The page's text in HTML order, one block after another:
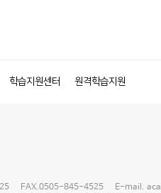
학습지원센터 원격학습지원
FAX.0505-845-4525 E-mail.